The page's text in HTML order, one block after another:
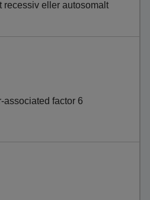
recessiv eller autosomalt
associated factor 6